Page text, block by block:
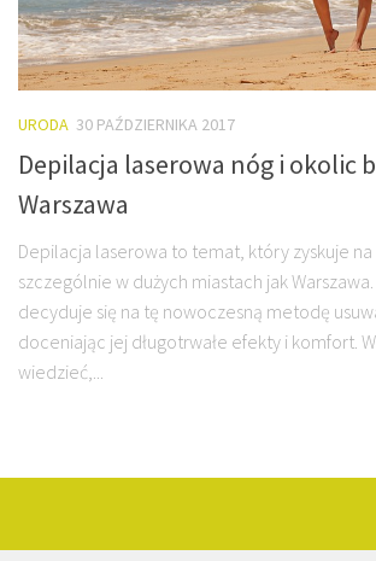
URODA 30 PAŹDZIERNIKA 2017
Depilacja laserowa nóg i okolic
Warszawa
Depilacja laserowa to temat, który zyskuje
szczególnie w dużych miastach jak
decyduje się na tę nowoczesną metodę
doceniając jej długotrwałe efekty i komfort.
wiedzieć,...